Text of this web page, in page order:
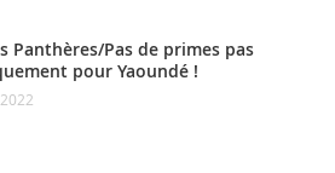
Panthères/Pas de primes pas
pour Yaoundé !